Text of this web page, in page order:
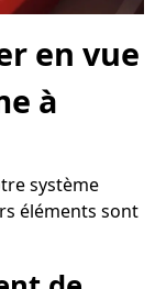
en vue
à
système
éléments sont